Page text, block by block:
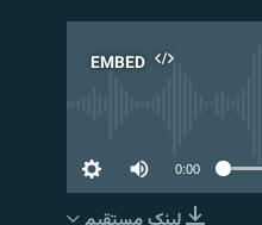
EMBED
0:00